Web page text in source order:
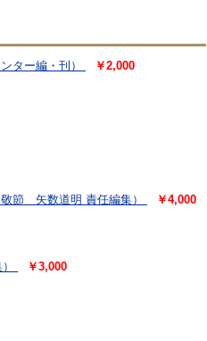
ター編・刊）
￥2,000
敬節 矢数道明 責任編集）
￥4,000
￥3,000